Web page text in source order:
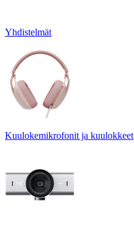
Yhdistelmät
Kuulokemikrofonit ja kuulokkeet